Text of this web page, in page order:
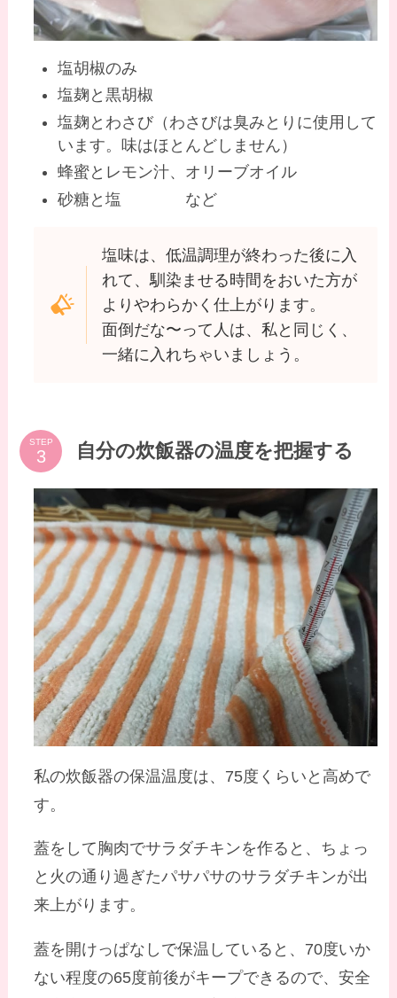
塩胡椒のみ
塩麹と黒胡椒
塩麹とわさび（わさびは臭みとりに使用して
います。味はほとんどしません）
蜂蜜とレモン汁、オリーブオイル
砂糖と塩 など
塩味は、低温調理が終わった後に入
れて、馴染ませる時間をおいた方が
よりやわらかく仕上がります。
面倒だな〜って人は、私と同じく、
一緒に入れちゃいましょう。
STEP 自分の炊飯器の温度を把握する
私の炊飯器の保温温度は、75度くらいと高めで
す。
蓋をして胸肉でサラダチキンを作ると、ちょっ
と火の通り過ぎたパサパサのサラダチキンが出
来上がります。
蓋を開けっぱなしで保温していると、70度いか
ない程度の65度前後がキープできるので、安全